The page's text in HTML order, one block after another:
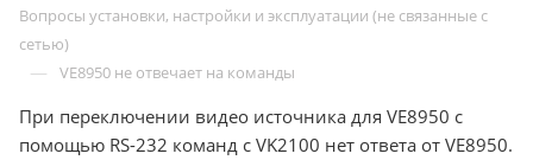
Вопросы установки, настройки и эксплуатации (не связанные с
сетью)
— VE8950 не отвечает на команды
При переключении видео источника для VE8950 с
помощью RS-232 команд c VK2100 нет ответа от VE8950.